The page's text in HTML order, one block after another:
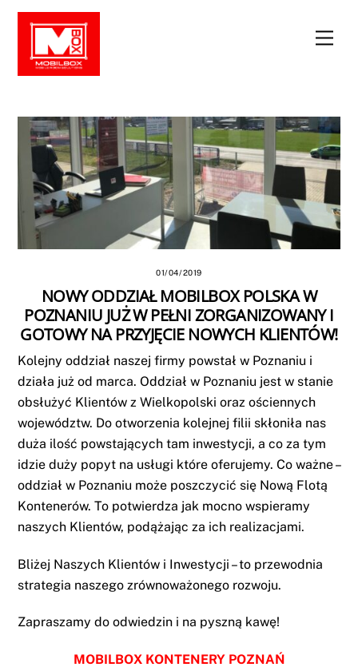
Skip
content
01/04/2019
NOWY ODDZIAŁ MOBILBOX POLSKA W
POZNANIU JUŻ W PEŁNI ZORGANIZOWANY I
GOTOWY NA PRZYJĘCIE NOWYCH KLIENTÓW!
Kolejny oddział naszej firmy powstał w Poznaniu i
działa już od marca. Oddział w Poznaniu jest w stanie
obsłużyć Klientów z Wielkopolski oraz ościennych
województw. Do otworzenia kolejnej filii skłoniła nas
duża ilość powstających tam inwestycji, a co za tym
idzie duży popyt na usługi które oferujemy. Co ważne –
oddział w Poznaniu może poszczycić się Nową Flotą
Kontenerów. To potwierdza jak mocno wspieramy
naszych Klientów, podążając za ich realizacjami.
Bliżej Naszych Klientów i Inwestycji – to przewodnia
strategia naszego zrównoważonego rozwoju.
Zapraszamy do odwiedzin i na pyszną kawę!
MOBILBOX KONTENERY POZNAŃ